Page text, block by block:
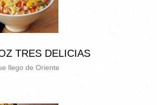
TRES DELICIAS
llego de Oriente